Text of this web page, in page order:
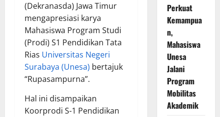
(Dekranasda) Jawa Timur
mengapresiasi karya
Mahasiswa Program Studi
(Prodi) S1 Pendidikan Tata
Rias Universitas Negeri
Surabaya (Unesa) bertajuk
“Rupasampurna”.
Hal ini disampaikan
Koorprodi S-1 Pendidikan
Perkuat
Kemampua
n,
Mahasiswa
Unesa
Jalani
Program
Mobilitas
Akademik